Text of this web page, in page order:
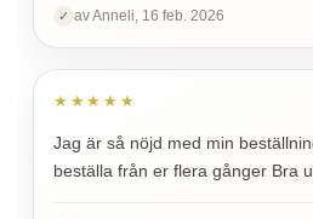
✓ av Anneli, 16 feb. 2026
★★★★★
Jag är så nöjd med min
beställa från er flera gånger Bra